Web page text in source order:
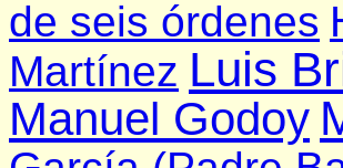
de seis órdenes
Martínez Luis
Manuel Godoy